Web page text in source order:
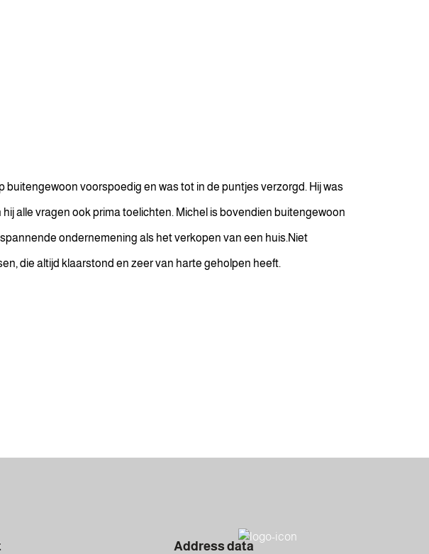
voorspoedig en was tot in de puntjes verzorgd. Hij was
alle vragen ook prima toelichten. Michel is bovendien buitengewoon
ondernemening als het verkopen van een huis.Niet
die altijd klaarstond en zeer van harte geholpen heeft.
Address data